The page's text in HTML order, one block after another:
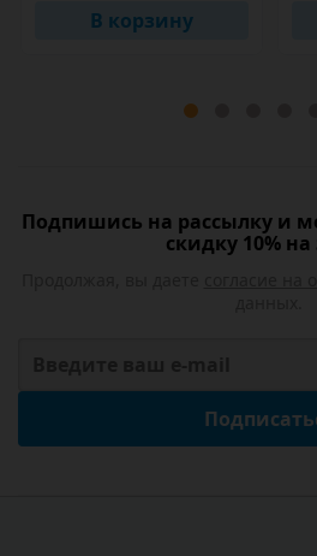
В корзину
Подпишись на рассылку и
скидку 10% на